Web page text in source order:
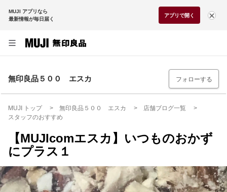
MUJI アプリなら
最新情報が毎日届く
アプリで開く
無印良品５００ エスカ フォローする
MUJI トップ 無印良品５００ エスカ
店舗ブログ一覧
スタッフのおすすめ
【MUJIcomエスカ】いつものおかず
にプラス１